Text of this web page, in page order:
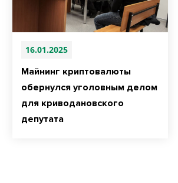
16.01.2025
Майнинг криптовалюты
обернулся уголовным делом
для криводановского
депутата